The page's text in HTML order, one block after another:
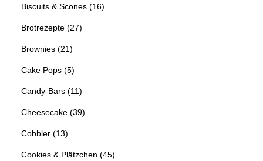
Biscuits & Scones (16)
Brotrezepte (27)
Brownies (21)
Cake Pops (5)
Candy-Bars (11)
Cheesecake (39)
Cobbler (13)
Cookies & Plätzchen (45)